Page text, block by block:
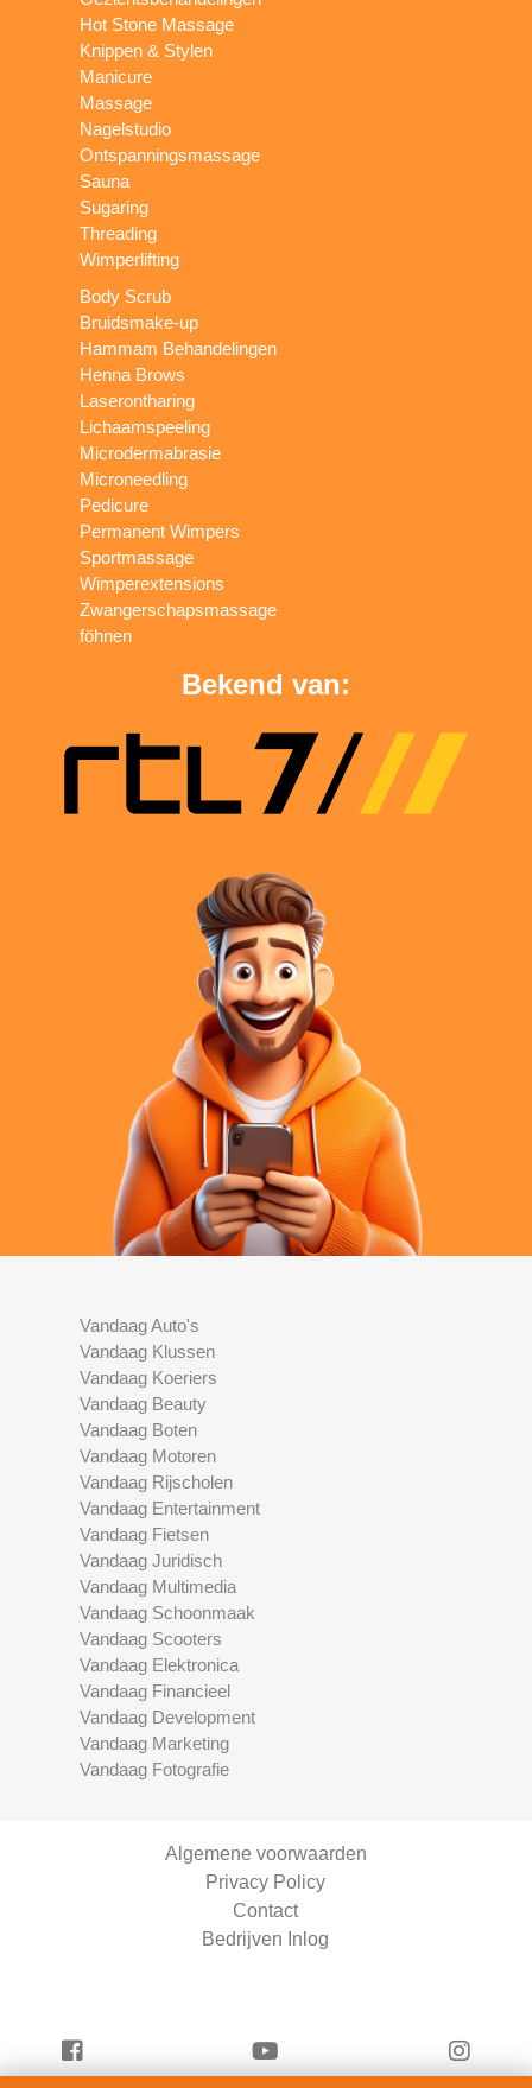
Hot Stone Massage
Knippen & Stylen
Manicure
Massage
Nagelstudio
Ontspanningsmassage
Sauna
Sugaring
Threading
Wimperlifting
Body Scrub
Bruidsmake-up
Hammam Behandelingen
Henna Brows
Laserontharing
Lichaamspeeling
Microdermabrasie
Microneedling
Pedicure
Permanent Wimpers
Sportmassage
Wimperextensions
Zwangerschapsmassage
föhnen
Bekend van:
Vandaag Auto's
Vandaag Klussen
Vandaag Koeriers
Vandaag Beauty
Vandaag Boten
Vandaag Motoren
Vandaag Rijscholen
Vandaag Entertainment
Vandaag Fietsen
Vandaag Juridisch
Vandaag Multimedia
Vandaag Schoonmaak
Vandaag Scooters
Vandaag Elektronica
Vandaag Financieel
Vandaag Development
Vandaag Marketing
Vandaag Fotografie
Algemene voorwaarden
Privacy Policy
Contact
Bedrijven Inlog